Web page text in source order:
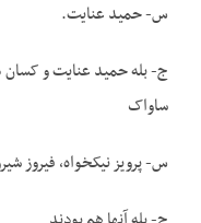
س- حمید عنایت.
ج- بله حمید عنایت و کسان
ساواک
س- پرویز نیکخواه، فیروز